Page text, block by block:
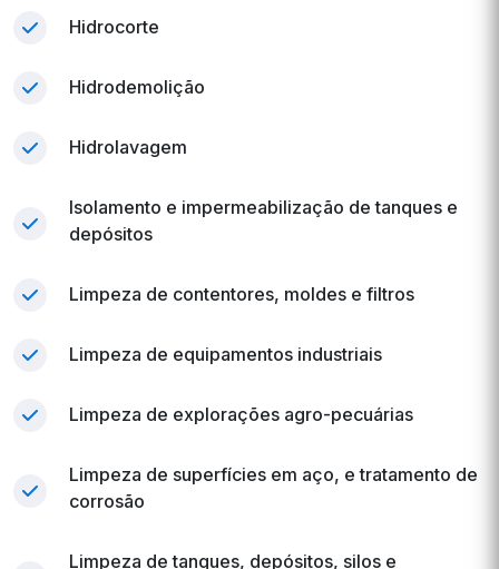
Hidrocorte
Hidrodemolição
Hidrolavagem
Isolamento e impermeabilização de tanques e
depósitos
Limpeza de contentores, moldes e filtros
Limpeza de equipamentos industriais
Limpeza de explorações agro-pecuárias
Limpeza de superfícies em aço, e tratamento de
corrosão
Limpeza de tanques, depósitos, silos e